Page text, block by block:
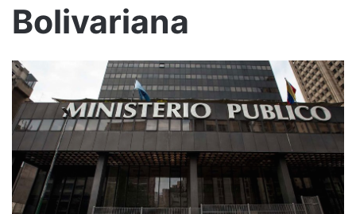
Bolivariana